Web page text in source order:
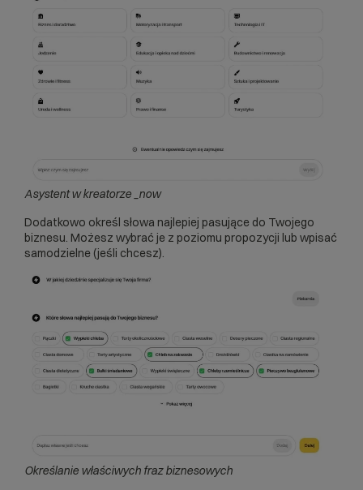
Asystent w kreatorze _now
Dodatkowo określ słowa najlepiej pasujące do Twojego
biznesu. Możesz wybrać je z poziomu propozycji lub wpisać
samodzielne (jeśli chcesz).
Określanie właściwych fraz biznesowych